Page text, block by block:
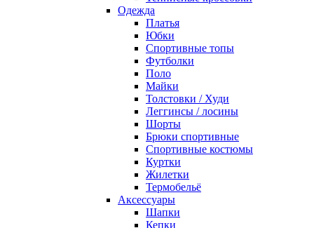
Одежда
Платья
Юбки
Спортивные топы
Футболки
Поло
Майки
Толстовки / Худи
Леггинсы / лосины
Шорты
Брюки спортивные
Спортивные костюмы
Куртки
Жилетки
Термобельё
Аксессуары
Шапки
Кепки